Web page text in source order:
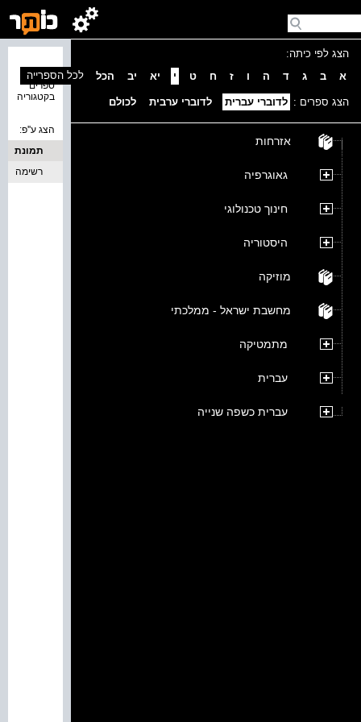
הצג לפי כיתה:
א
ב ג ד ה ו ז ח ט י יא יב הכל
הצג ספרים : לדוברי עברית לדוברי ערבית לכולם
אזרחות
גאוגרפיה
חינוך טכנולוגי
היסטוריה
מוזיקה
מחשבת ישראל - ממלכתי
מתמטיקה
עברית
עברית כשפה שנייה
ספרים
בקטגוריה
לכל הספרייה
הצג ע''פ:
תמונת
כריכה
רשימה